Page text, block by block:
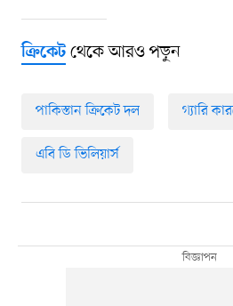
ক্রিকেটথেকে আরও পড়ুন
পাকিস্তান ক্রিকেট দল গ্যারি
এবি ডি ভিলিয়ার্স